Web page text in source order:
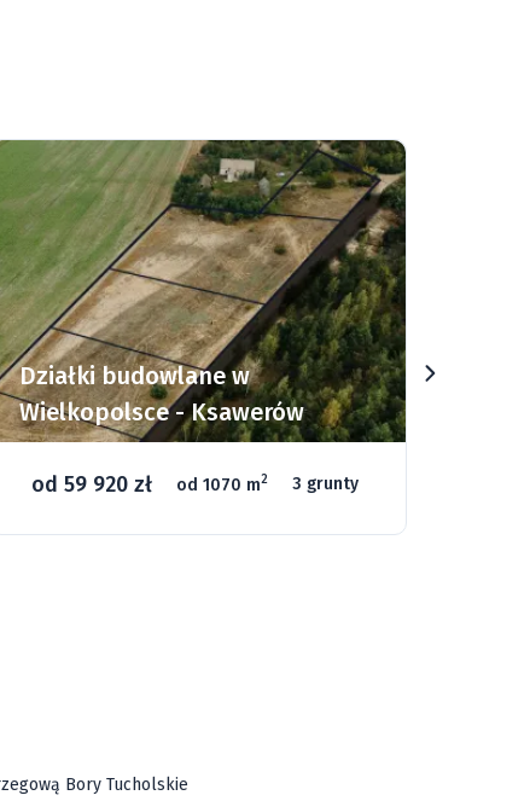
Działki budowlane w
Wielkopolsce - Ksawerów
od 59 920 zł od 1070 m2 3 grunty
Bory Tucholskie